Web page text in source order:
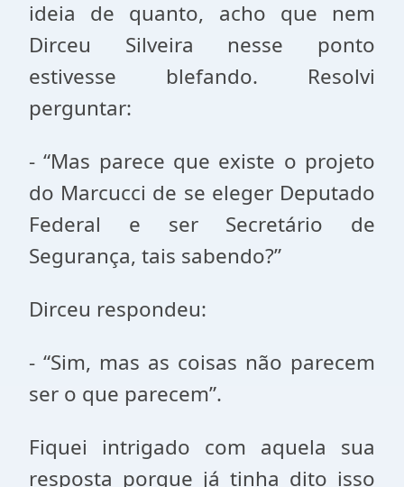
ideia de quanto, acho que nem
Dirceu Silveira nesse ponto
estivesse blefando. Resolvi
perguntar:
- “Mas parece que existe o projeto
do Marcucci de se eleger Deputado
Federal e ser Secretário de
Segurança, tais sabendo?”
Dirceu respondeu:
- “Sim, mas as coisas não parecem
ser o que parecem”.
Fiquei intrigado com aquela sua
resposta porque já tinha dito isso